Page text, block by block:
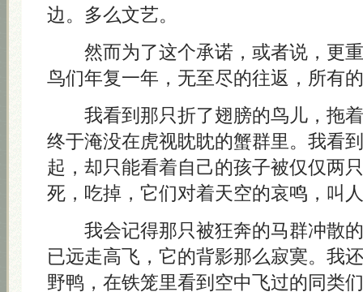
边。多么文艺。
然而为了这个承诺，或者说，更重
鸟们年复一年，无至尽的往返，所有
我看到那只折了翅膀的鸟儿，拖着
终于淹没在虎视眈眈的蟹群里。我看
起，却只能看着自己的孩子被仅仅两
死，吃掉，它们对着天空的哀鸣，叫
我会记得那只被狂奔的马群冲散的
已远走高飞，它的背影那么寂寞。我
野鸭，在铁笼里看到空中飞过的同类